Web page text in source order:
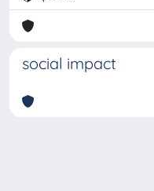
social impact